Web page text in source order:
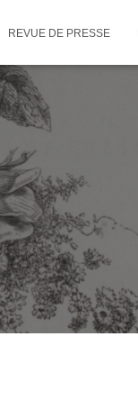
REVUE DE PRESSE